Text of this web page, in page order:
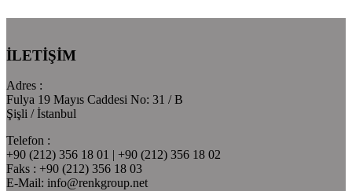
İLETİŞİM
Adres :
Fulya 19 Mayıs Caddesi No: 31 / B
Şişli / İstanbul
Telefon :
+90 (212) 356 18 01 | +90 (212) 356 18 02
Faks : +90 (212) 356 18 03
E-Mail: info@renkgroup.net